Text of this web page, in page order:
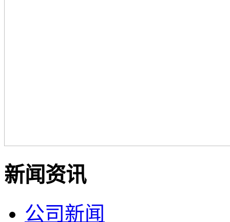
新闻资讯
公司新闻